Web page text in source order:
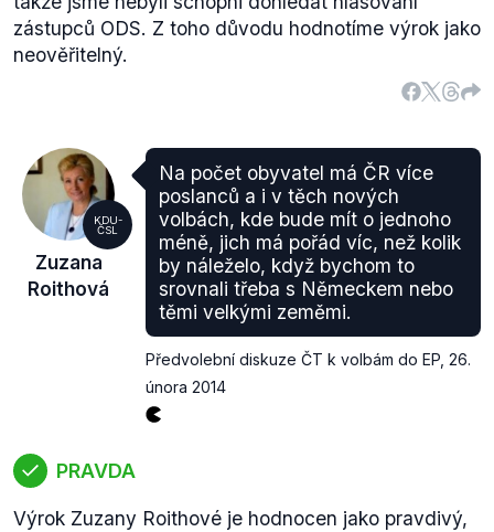
zástupců ODS. Z toho důvodu hodnotíme výrok jako
neověřitelný.
KDU-
ČSL
Zuzana
Roithová
Na počet obyvatel má ČR více
poslanců a i v těch nových
volbách, kde bude mít o jednoho
méně, jich má pořád víc, než kolik
by náleželo, když bychom to
srovnali třeba s Německem nebo
těmi velkými zeměmi.
Předvolební diskuze ČT k volbám do EP 26.
února 2014
PRAVDA
Výrok Zuzany Roithové je hodnocen jako pravdivý,